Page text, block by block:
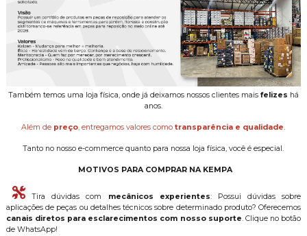
Também temos uma loja física, onde já deixamos nossos clientes mais felizes há
anos.
Além de preço, entregamos valores comotransparência e qualidade.
Tanto no nosso e-commerce quanto para nossa loja física, você é especial.
MOTIVOS PARA COMPRAR NA KEMPA
Tira dúvidas com mecânicos experientes: Possui dúvidas sobre
aplicações de peças ou detalhes técnicos sobre determinado produto? Oferecemos
canais diretos para esclarecimentos com nosso suporte. Clique no botão
de WhatsApp!